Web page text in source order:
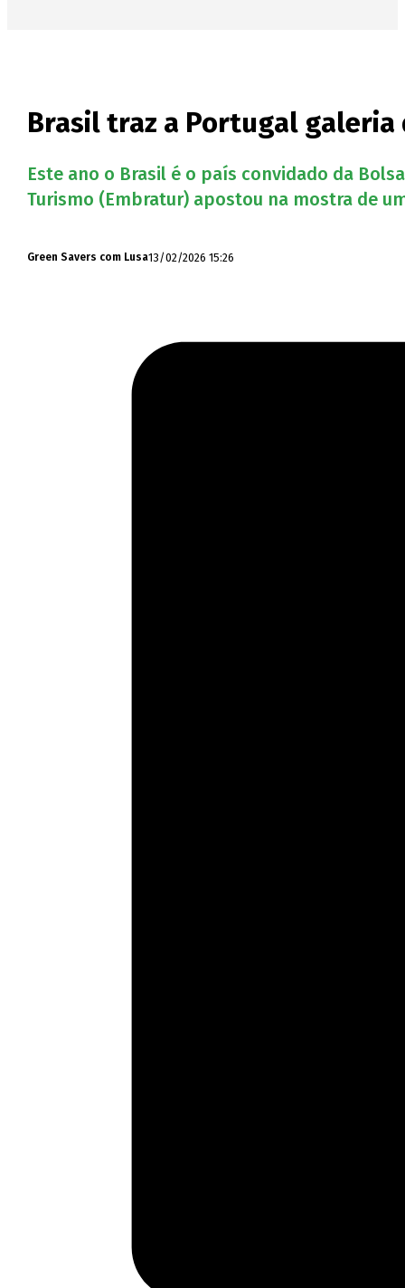
Brasil traz a Portugal galeria
Este ano o Brasil é o país convidado da
Turismo (Embratur) apostou na mostra de
Green Savers com Lusa13/02/2026 15:26